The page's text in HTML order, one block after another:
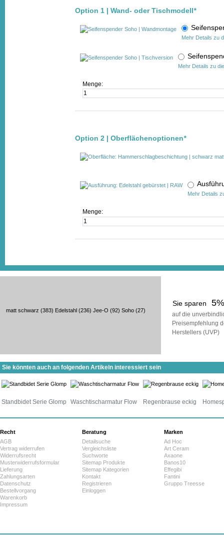
Option 1 | Wand- oder Tischmodell*
Mehr Details zu
Mehr Details zu
Menge:
Option 2 | Oberflächenoptionen*
Mehr Details
Menge:
Sie sparen 5%
auf die
Preisempfehlung
Herstellers (UVP)
matt schwarz (383) Edelstahl (236) Jee-O (92) Soho (27)
Sie könnten auch an folgenden Artikeln interessiert sein
Standbidet Serie Glomp Waschtischarmatur Flow Regenbrause eckig
Recht
AGB
Vertrag widerrufen
Widerrufsrecht
Musterwiderrufsformular
Lieferung
Zahlungsarten
Datenschutz
Bestellvorgang
Warenkorb
Impressum
Beratung
Detailsuche
Vergleichsliste
Suchworte
Sitemap Produkte
Sitemap Kategorien
Kontakt
Registrieren
Einloggen
Marken
Ad Hoc
Art Ceram
Axaone
Banos10
Effegibi
Fantini
Gruppo Treesse